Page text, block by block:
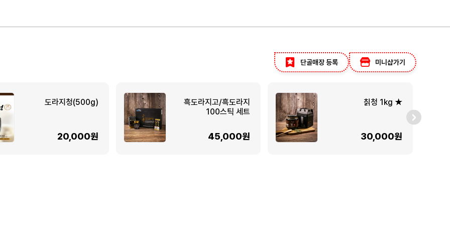
단골매장 등록 미니샵가기
도라지청(500g)
20,000원
흑도라지고/흑도라지
100스틱 세트
45,000원
칡청 1kg ★
30,000원